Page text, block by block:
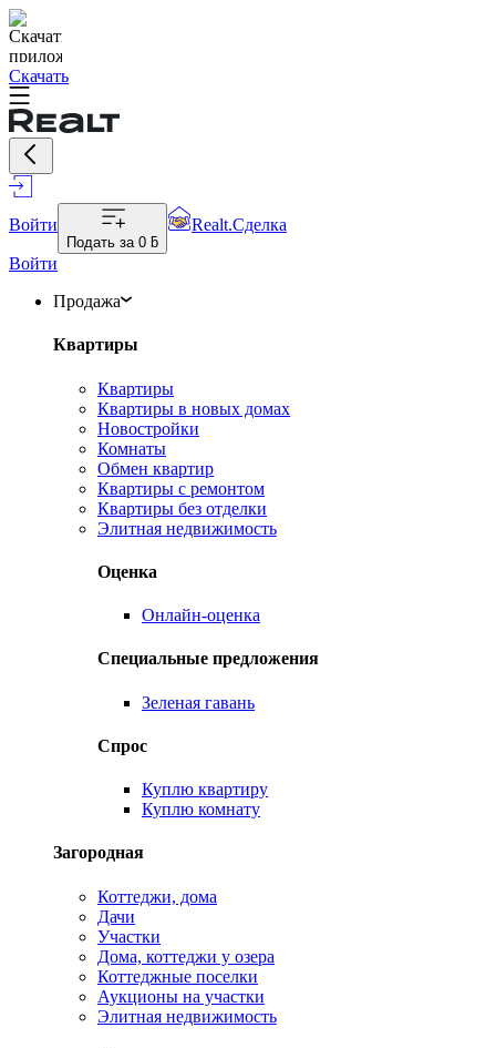
Скачать
Войти
Подать за 0 ƃ
Realt.Сделка
Войти
Продажа
Квартиры
Квартиры
Квартиры в новых домах
Новостройки
Комнаты
Обмен квартир
Квартиры с ремонтом
Квартиры без отделки
Элитная недвижимость
Оценка
Онлайн-оценка
Специальные предложения
Зеленая гавань
Спрос
Куплю квартиру
Куплю комнату
Загородная
Коттеджи, дома
Дачи
Участки
Дома, коттеджи у озера
Коттеджные поселки
Аукционы на участки
Элитная недвижимость